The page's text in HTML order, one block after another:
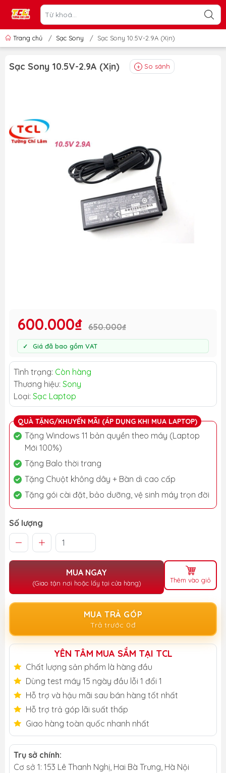
Trang chủ / Sạc Sony / Sạc Sony 10.5V-2.9A (Xịn)
Sạc Sony 10.5V-2.9A (Xịn) So sánh
600.000₫ 650.000₫
Giá đã bao gồm VAT
Tình trạng: Còn hàng
Thương hiệu: Sony
Loại: Sạc Laptop
QUÀ TẶNG/KHUYẾN MÃI (ÁP DỤNG KHI MUA LAPTOP)
Tặng Windows 11 bản quyền theo máy (Laptop
Mới 100%)
Tặng Balo thời trang
Tặng Chuột không dây + Bàn di cao cấp
Tặng gói cài đặt, bảo dưỡng, vệ sinh máy trọn đời
Số lượng
MUA NGAY
(Giao tận nơi hoặc lấy tại cửa hàng) Thêm vào giỏ
MUA TRẢ GÓP
Trả trước 0đ
YÊN TÂM MUA SẮM TẠI TCL
Chất lượng sản phẩm là hàng đầu
Dùng test máy 15 ngày đầu lỗi 1 đổi 1
Hỗ trợ và hậu mãi sau bán hàng tốt nhất
Hỗ trợ trả góp lãi suất thấp
Giao hàng toàn quốc nhanh nhất
Trụ sở chính:
Cơ sở 1: 153 Lê Thanh Nghị, Hai Bà Trưng, Hà Nội